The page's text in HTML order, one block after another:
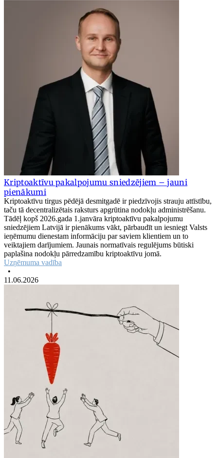
Kriptoaktīvu pakalpojumu sniedzējiem – jauni
pienākumi
Kriptoaktīvu tirgus pēdējā desmitgadē ir piedzīvojis strauju attīstību,
taču tā decentralizētais raksturs apgrūtina nodokļu administrēšanu.
Tādēļ kopš 2026.gada 1.janvāra kriptoaktīvu pakalpojumu
sniedzējiem Latvijā ir pienākums vākt, pārbaudīt un iesniegt Valsts
ieņēmumu dienestam informāciju par saviem klientiem un to
veiktajiem darījumiem. Jaunais normatīvais regulējums būtiski
paplašina nodokļu pārredzamību kriptoaktīvu jomā.
Uzņēmuma vadība
•
11.06.2026